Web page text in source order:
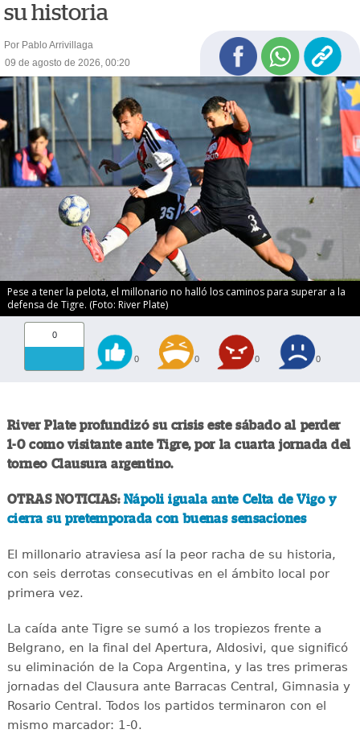
su historia
Por Pablo Arrivillaga
09 de agosto de 2026, 00:20
Pese a tener la pelota, el millonario no halló los caminos para superar a la
defensa de Tigre. (Foto: River Plate)
0
0 0 0 0
River Plate profundizó su crisis este sábado al perder
1-0 como visitante ante Tigre, por la cuarta jornada del
torneo Clausura argentino.
OTRAS NOTICIAS: Nápoli iguala ante Celta de Vigo y
cierra su pretemporada con buenas sensaciones
El millonario atraviesa así la peor racha de su historia,
con seis derrotas consecutivas en el ámbito local por
primera vez.
La caída ante Tigre se sumó a los tropiezos frente a
Belgrano, en la final del Apertura, Aldosivi, que significó
su eliminación de la Copa Argentina, y las tres primeras
jornadas del Clausura ante Barracas Central, Gimnasia y
Rosario Central. Todos los partidos terminaron con el
mismo marcador: 1-0.